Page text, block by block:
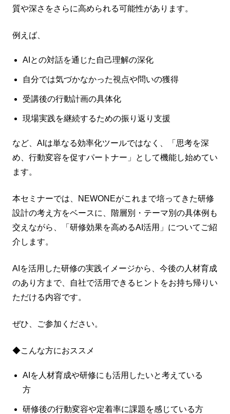
質や深さをさらに高められる可能性があります。
例えば、
AIとの対話を通じた自己理解の深化
自分では気づかなかった視点や問いの獲得
受講後の行動計画の具体化
現場実践を継続するための振り返り支援
など、AIは単なる効率化ツールではなく、「思考を深
め、行動変容を促すパートナー」として機能し始めてい
ます。
本セミナーでは、NEWONEがこれまで培ってきた研修
設計の考え方をベースに、階層別・テーマ別の具体例も
交えながら、「研修効果を高めるAI活用」についてご紹
介します。
AIを活用した研修の実践イメージから、今後の人材育成
のあり方まで、自社で活用できるヒントをお持ち帰りい
ただける内容です。
ぜひ、ご参加ください。
◆こんな方におススメ
AIを人材育成や研修にも活用したいと考えている
方
研修後の行動変容や定着率に課題を感じている方